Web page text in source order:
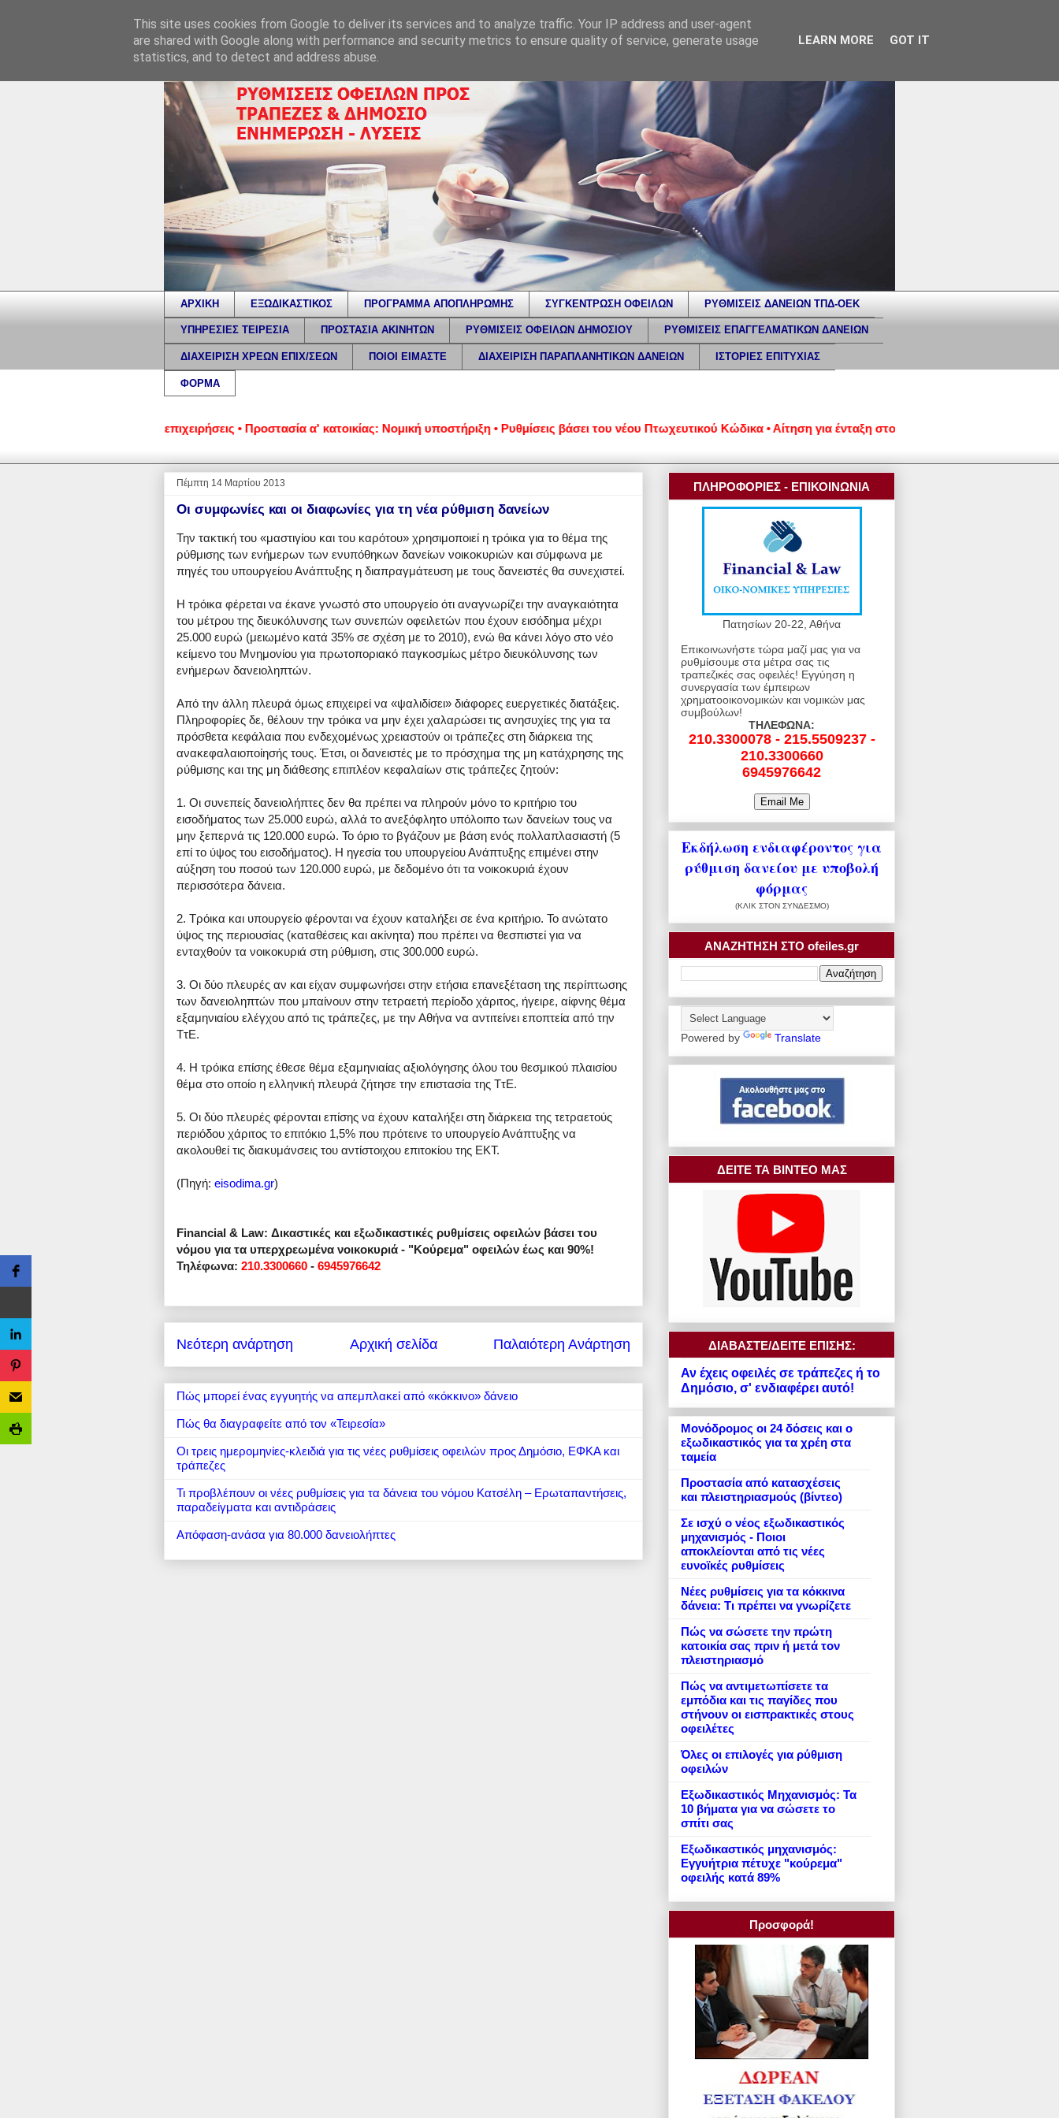
ΑΡΧΙΚΗ ΕΞΩΔΙΚΑΣΤΙΚΟΣ ΠΡΟΓΡΑΜΜΑ ΑΠΟΠΛΗΡΩΜΗΣ ΣΥΓΚΕΝΤΡΩΣΗ ΟΦΕΙΛΩΝ ΡΥΘΜΙΣΕΙΣ ΔΑΝΕΙΩΝ ΤΠΔ-ΟΕΚ
ΥΠΗΡΕΣΙΕΣ ΤΕΙΡΕΣΙΑ ΠΡΟΣΤΑΣΙΑ ΑΚΙΝΗΤΩΝ ΡΥΘΜΙΣΕΙΣ ΟΦΕΙΛΩΝ ΔΗΜΟΣΙΟΥ ΡΥΘΜΙΣΕΙΣ ΕΠΑΓΓΕΛΜΑΤΙΚΩΝ ΔΑΝΕΙΩΝ
ΔΙΑΧΕΙΡΙΣΗ ΧΡΕΩΝ ΕΠΙΧ/ΣΕΩΝ ΠΟΙΟΙ ΕΙΜΑΣΤΕ ΔΙΑΧΕΙΡΙΣΗ ΠΑΡΑΠΛΑΝΗΤΙΚΩΝ ΔΑΝΕΙΩΝ ΙΣΤΟΡΙΕΣ ΕΠΙΤΥΧΙΑΣ
ΦΟΡΜΑ
νοικοκυριά και επιχειρήσεις • Προστασία α' κατοικίας: Νομική υποστήριξη • Ρυθμίσεις βάσει του νέου Πτωχευτικού Κώδικα • Αίτηση για ένταξη στον νέο εξωδικαστικό
Πέμπτη 14 Μαρτίου 2013
Οι συμφωνίες και οι διαφωνίες για τη νέα ρύθμιση δανείων
Την τακτική του «μαστιγίου και του καρότου» χρησιμοποιεί η τρόικα για το θέμα της
ρύθμισης των ενήμερων των ενυπόθηκων δανείων νοικοκυριών και σύμφωνα με
πηγές του υπουργείου Ανάπτυξης η διαπραγμάτευση με τους δανειστές θα συνεχιστεί.
Η τρόικα φέρεται να έκανε γνωστό στο υπουργείο ότι αναγνωρίζει την αναγκαιότητα
του μέτρου της διευκόλυνσης των συνεπών οφειλετών που έχουν εισόδημα μέχρι
25.000 ευρώ (μειωμένο κατά 35% σε σχέση με το 2010), ενώ θα κάνει λόγο στο νέο
κείμενο του Μνημονίου για πρωτοποριακό παγκοσμίως μέτρο διευκόλυνσης των
ενήμερων δανειοληπτών.
Από την άλλη πλευρά όμως επιχειρεί να «ψαλιδίσει» διάφορες ευεργετικές διατάξεις.
Πληροφορίες δε, θέλουν την τρόικα να μην έχει χαλαρώσει τις ανησυχίες της για τα
πρόσθετα κεφάλαια που ενδεχομένως χρειαστούν οι τράπεζες στη διάρκεια της
ανακεφαλαιοποίησής τους. Έτσι, οι δανειστές με το πρόσχημα της μη κατάχρησης της
ρύθμισης και της μη διάθεσης επιπλέον κεφαλαίων στις τράπεζες ζητούν:
1. Οι συνεπείς δανειολήπτες δεν θα πρέπει να πληρούν μόνο το κριτήριο του
εισοδήματος των 25.000 ευρώ, αλλά το ανεξόφλητο υπόλοιπο των δανείων τους να
μην ξεπερνά τις 120.000 ευρώ. Το όριο το βγάζουν με βάση ενός πολλαπλασιαστή (5
επί το ύψος του εισοδήματος). Η ηγεσία του υπουργείου Ανάπτυξης επιμένει στην
αύξηση του ποσού των 120.000 ευρώ, με δεδομένο ότι τα νοικοκυριά έχουν
περισσότερα δάνεια.
2. Τρόικα και υπουργείο φέρονται να έχουν καταλήξει σε ένα κριτήριο. Το ανώτατο
ύψος της περιουσίας (καταθέσεις και ακίνητα) που πρέπει να θεσπιστεί για να
ενταχθούν τα νοικοκυριά στη ρύθμιση, στις 300.000 ευρώ.
3. Οι δύο πλευρές αν και είχαν συμφωνήσει στην ετήσια επανεξέταση της περίπτωσης
των δανειοληπτών που μπαίνουν στην τετραετή περίοδο χάριτος, ήγειρε, αίφνης θέμα
εξαμηνιαίου ελέγχου από τις τράπεζες, με την Αθήνα να αντιτείνει εποπτεία από την
ΤτΕ.
4. Η τρόικα επίσης έθεσε θέμα εξαμηνιαίας αξιολόγησης όλου του θεσμικού πλαισίου
θέμα στο οποίο η ελληνική πλευρά ζήτησε την επιστασία της ΤτΕ.
5. Οι δύο πλευρές φέρονται επίσης να έχουν καταλήξει στη διάρκεια της τετραετούς
περιόδου χάριτος το επιτόκιο 1,5% που πρότεινε το υπουργείο Ανάπτυξης να
ακολουθεί τις διακυμάνσεις του αντίστοιχου επιτοκίου της ΕΚΤ.
(Πηγή: eisodima.gr)
Financial & Law: Δικαστικές και εξωδικαστικές ρυθμίσεις οφειλών βάσει του
νόμου για τα υπερχρεωμένα νοικοκυριά - "Κούρεμα" οφειλών έως και 90%!
Τηλέφωνα: 210.3300660 - 6945976642
Νεότερη ανάρτηση Παλαιότερη Ανάρτηση
Αρχική σελίδα
Πώς μπορεί ένας εγγυητής να απεμπλακεί από «κόκκινο» δάνειο
Πώς θα διαγραφείτε από τον «Τειρεσία»
Οι τρεις ημερομηνίες-κλειδιά για τις νέες ρυθμίσεις οφειλών προς Δημόσιο, ΕΦΚΑ και
τράπεζες
Τι προβλέπουν οι νέες ρυθμίσεις για τα δάνεια του νόμου Κατσέλη – Ερωταπαντήσεις,
παραδείγματα και αντιδράσεις
Απόφαση-ανάσα για 80.000 δανειολήπτες
ΠΛΗΡΟΦΟΡΙΕΣ - ΕΠΙΚΟΙΝΩΝΙΑ
Πατησίων 20-22, Αθήνα
Επικοινωνήστε τώρα μαζί μας για να
ρυθμίσουμε στα μέτρα σας τις
τραπεζικές σας οφειλές! Εγγύηση η
συνεργασία των έμπειρων
χρηματοοικονομικών και νομικών μας
συμβούλων!
ΤΗΛΕΦΩΝΑ:
210.3300078 - 215.5509237 -
210.3300660
6945976642
Εκδήλωση ενδιαφέροντος για
ρύθμιση δανείου με υποβολή
φόρμας
(ΚΛΙΚ ΣΤΟΝ ΣΥΝΔΕΣΜΟ)
ΑΝΑΖΗΤΗΣΗ ΣΤΟ ofeiles.gr
Powered by Translate
ΔΕΙΤΕ ΤΑ ΒΙΝΤΕΟ ΜΑΣ
ΔΙΑΒΑΣΤΕ/ΔΕΙΤΕ ΕΠΙΣΗΣ:
Αν έχεις οφειλές σε τράπεζες ή το
Δημόσιο, σ' ενδιαφέρει αυτό!
Μονόδρομος οι 24 δόσεις και ο
εξωδικαστικός για τα χρέη στα
ταμεία
Προστασία από κατασχέσεις
και πλειστηριασμούς (βίντεο)
Σε ισχύ ο νέος εξωδικαστικός
μηχανισμός - Ποιοι
αποκλείονται από τις νέες
ευνοϊκές ρυθμίσεις
Νέες ρυθμίσεις για τα κόκκινα
δάνεια: Τι πρέπει να γνωρίζετε
Πώς να σώσετε την πρώτη
κατοικία σας πριν ή μετά τον
πλειστηριασμό
Πώς να αντιμετωπίσετε τα
εμπόδια και τις παγίδες που
στήνουν οι εισπρακτικές στους
οφειλέτες
Όλες οι επιλογές για ρύθμιση
οφειλών
Εξωδικαστικός Μηχανισμός: Τα
10 βήματα για να σώσετε το
σπίτι σας
Εξωδικαστικός μηχανισμός:
Εγγυήτρια πέτυχε "κούρεμα"
οφειλής κατά 89%
Προσφορά!
This site uses cookies from Google to deliver its services and to analyze traffic. Your IP address and user-agent
are shared with Google along with performance and security metrics to ensure quality of service, generate usage
statistics, and to detect and address abuse.
LEARN MORE GOT IT